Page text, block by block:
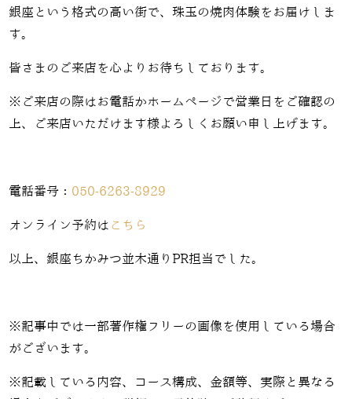
銀座という格式の高い街で、珠玉の焼肉体験をお届けしま
す。
皆さまのご来店を心よりお待ちしております。
※ご来店の際はお電話かホームページで営業日をご確認の
上、ご来店いただけます様よろしくお願い申し上げます。
電話番号： 050-6263-8929
オンライン予約は こちら
以上、銀座ちかみつ並木通りPR担当でした。
※記事中では一部著作権フリーの画像を使用している場合
がございます。
※記載している内容、コース構成、金額等、実際と異なる